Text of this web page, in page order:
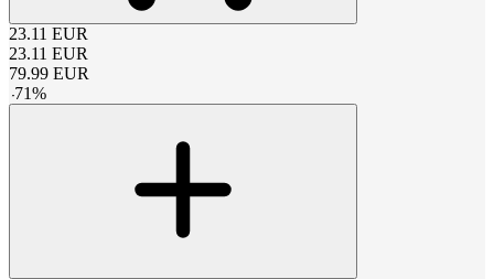
23.11 EUR
23.11 EUR
79.99 EUR
-71%